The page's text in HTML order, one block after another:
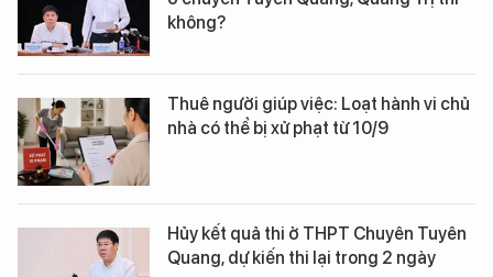
không?
Thuê người giúp việc: Loạt hành vi chủ
nhà có thể bị xử phạt từ 10/9
Hủy kết quả thi ở THPT Chuyên Tuyên
Quang, dự kiến thi lại trong 2 ngày